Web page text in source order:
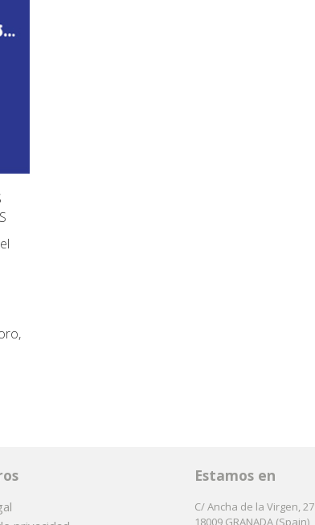
Estamos en
C/ Ancha de la Virgen, 27
18009 GRANADA (Spain)